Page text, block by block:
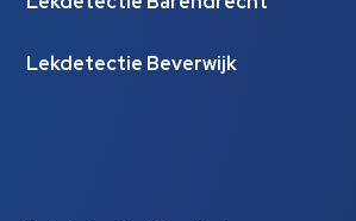
Lekdetectie Beverwijk